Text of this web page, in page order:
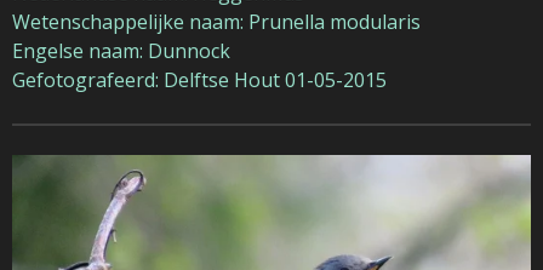
Wetenschappelijke naam: Prunella modularis
Engelse naam: Dunnock
Gefotografeerd: Delftse Hout 01-05-2015